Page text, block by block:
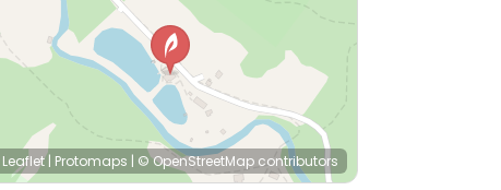
Leaflet| Protomaps | © OpenStreetMap contributors